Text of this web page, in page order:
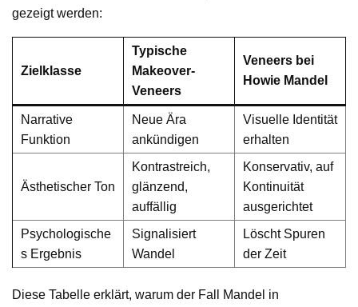
gezeigt werden:
Zielklasse
Typische
Makeover-
Veneers
Veneers bei
Howie Mandel
Narrative
Funktion
Neue Ära
ankündigen
Visuelle Identität
erhalten
Ästhetischer Ton
Kontrastreich,
glänzend,
auffällig
Konservativ, auf
Kontinuität
ausgerichtet
Psychologische
s Ergebnis
Signalisiert
Wandel
Löscht Spuren
der Zeit
Diese Tabelle erklärt, warum der Fall Mandel in